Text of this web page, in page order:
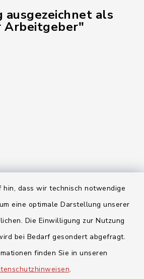
dass wir technisch notwendige
eine optimale Darstellung unserer
Die Einwilligung zur Nutzung
bei Bedarf gesondert abgefragt.
finden Sie in unseren
.
ausgezeichnet als
Arbeitgeber"